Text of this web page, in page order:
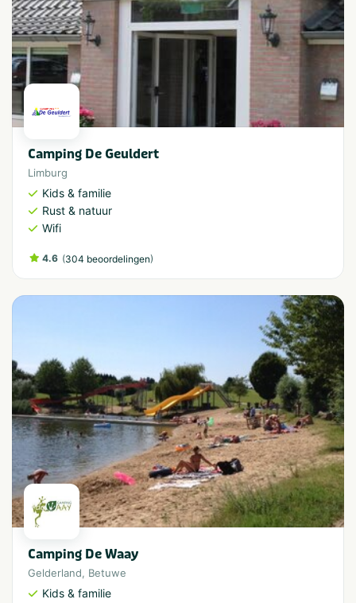
Camping De Geuldert
Limburg
Kids & familie
Rust & natuur
Wifi
4.6 (304 beoordelingen)
Camping De Waay
Gelderland, Betuwe
Kids & familie